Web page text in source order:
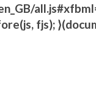
fjs);